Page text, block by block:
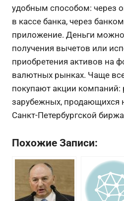
удобным способом: через
в кассе банка, через
приложение. Деньги можно
получения вычетов или
приобретения активов на
валютных рынках. Чаще
покупают акции компаний:
зарубежных, продающихся
Санкт-Петербургской
Похожие Записи: